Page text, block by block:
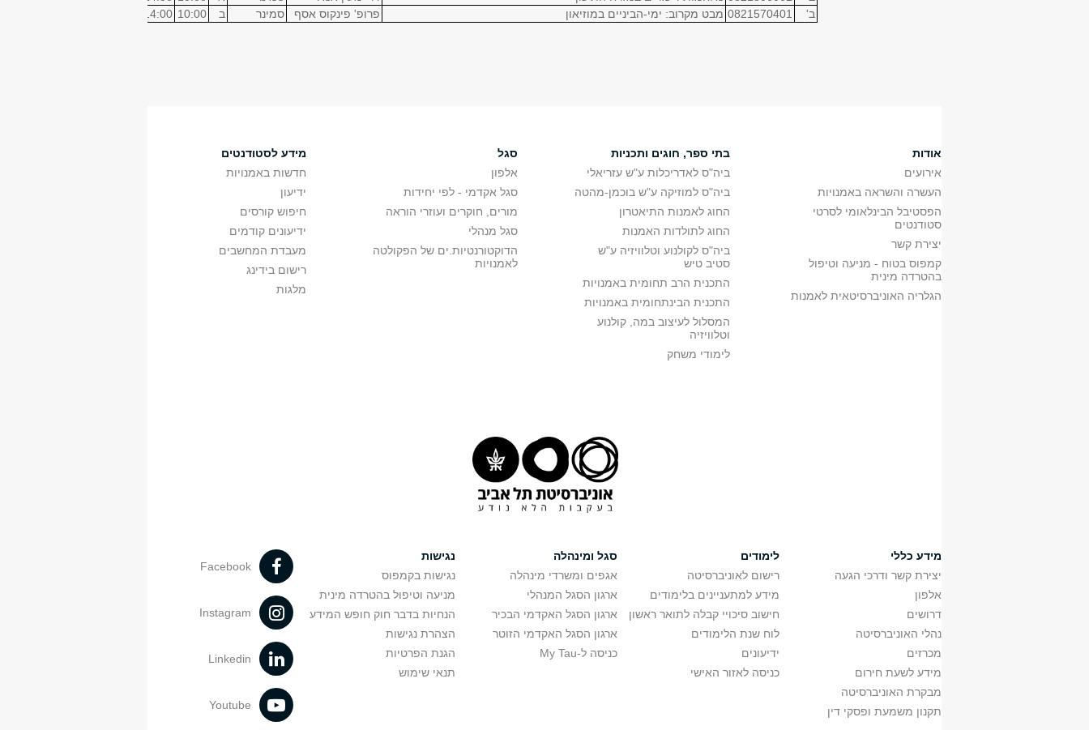
ב'
0821570401 מבט מקרוב: ימי-הביניים במוזיאון פרופ' פינקוס אסף סמינר ב 10:00
14:00
אודות
אירועים
העשרה והשראה באמנויות
הפסטיבל הבינלאומי לסרטי
סטודנטים
יצירת קשר
קמפוס בטוח - מניעה וטיפול
בהטרדה מינית
הגלריה האוניברסיטאית לאמנות
בתי ספר, חוגים ותכניות
ביה"ס לאדריכלות ע"ש עזריאלי
ביה"ס למוזיקה ע"ש בוכמן-מהטה
החוג לאמנות התיאטרון
החוג לתולדות האמנות
ביה"ס לקולנוע וטלוויזיה ע"ש
סטיב טיש
התכנית הרב תחומית באמנויות
התכנית הבינתחומית באמנויות
המסלול לעיצוב במה, קולנוע
וטלוויזיה
לימודי משחק
סגל
אלפון
סגל אקדמי - לפי יחידות
מורים, חוקרים ועוזרי הוראה
סגל מנהלי
הדוקטורנטיות.ים של הפקולטה
לאמנויות
מידע לסטודנטים
חדשות באמנויות
ידיעון
חיפוש קורסים
ידיעונים קודמים
מעבדת המחשבים
רישום בידינג
מלגות
מידע כללי
יצירת קשר ודרכי הגעה
אלפון
דרושים
נהלי האוניברסיטה
מכרזים
מידע לשעת חירום
מבקרת האוניברסיטה
תקנון משמעת ופסקי דין
לימודים
רישום לאוניברסיטה
מידע למתעניינים בלימודים
חישוב סיכויי קבלה לתואר ראשון
לוח שנת הלימודים
ידיעונים
כניסה לאזור האישי
סגל ומינהלה
אגפים ומשרדי מינהלה
ארגון הסגל המנהלי
ארגון הסגל האקדמי הבכיר
ארגון הסגל האקדמי הזוטר
כניסה ל-My Tau
נגישות
נגישות בקמפוס
מניעה וטיפול בהטרדה מינית
הנחיות בדבר חוק חופש המידע
הצהרת נגישות
הגנת הפרטיות
תנאי שימוש
Facebook
Instagram
Linkedin
Youtube